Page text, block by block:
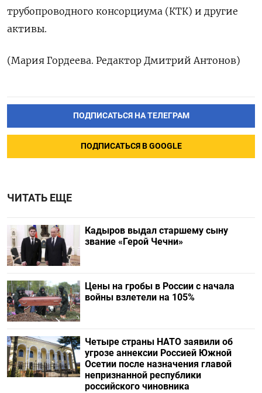
трубопроводного консорциума (КТК) и другие
активы.
(Мария Гордеева. Редактор Дмитрий Антонов)
ПОДПИСАТЬСЯ НА ТЕЛЕГРАМ
ПОДПИСАТЬСЯ В GOOGLE
ЧИТАТЬ ЕЩЕ
Кадыров выдал старшему сыну
звание «Герой Чечни»
Цены на гробы в России с начала
войны взлетели на 105%
Четыре страны НАТО заявили об
угрозе аннексии Россией Южной
Осетии после назначения главой
непризнанной республики
российского чиновника